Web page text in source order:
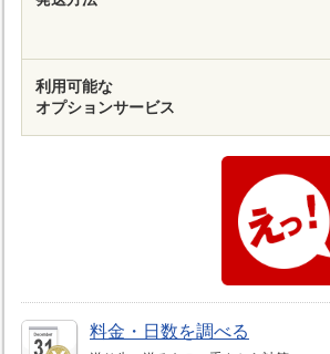
利用可能な
オプションサービス
料金・日数を調べる